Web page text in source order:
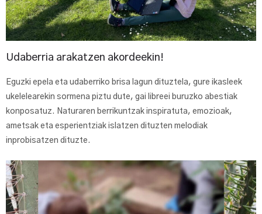
Udaberria arakatzen akordeekin!
Eguzki epela eta udaberriko brisa lagun dituztela, gure ikasleek
ukelelearekin sormena piztu dute, gai libreei buruzko abestiak
konposatuz. Naturaren berrikuntzak inspiratuta, emozioak,
ametsak eta esperientziak islatzen dituzten melodiak
inprobisatzen dituzte.